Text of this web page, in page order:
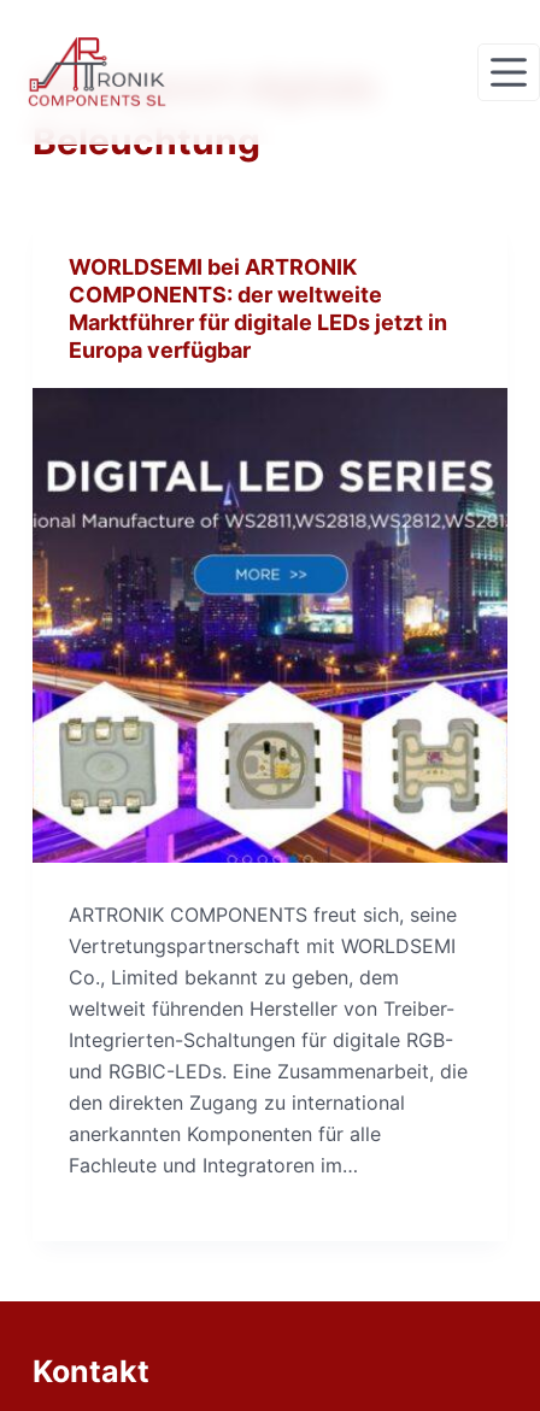
m
n
n
Schlagwort
Beleuchtung
WORLDSEMI bei ARTRONIK
COMPONENTS: der weltweite
Marktführer für digitale LEDs jetzt in
Europa verfügbar
ARTRONIK COMPONENTS freut sich, seine
Vertretungspartnerschaft mit WORLDSEMI
Co., Limited bekannt zu geben, dem
weltweit führenden Hersteller von Treiber-
Integrierten-Schaltungen für digitale RGB-
und RGBIC-LEDs. Eine Zusammenarbeit, die
den direkten Zugang zu international
anerkannten Komponenten für alle
Fachleute und Integratoren im…
Kontakt